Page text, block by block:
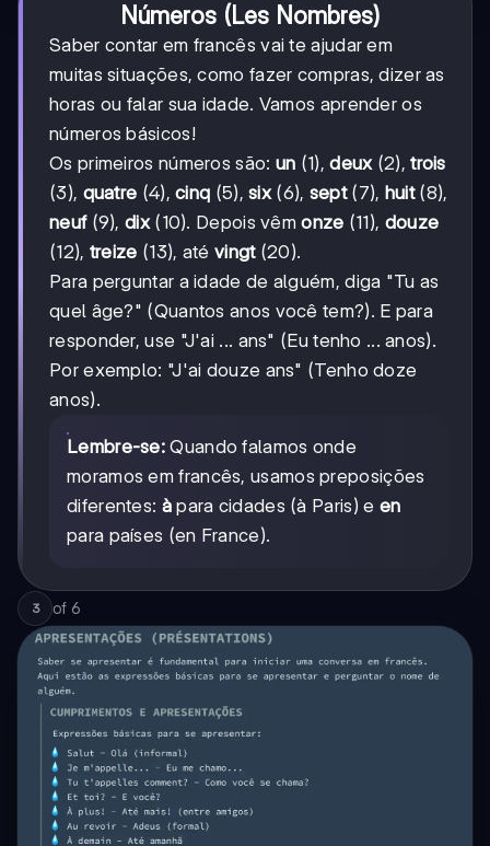
Números (Les Nombres)
Saber contar em francês vai te ajudar em
muitas situações, como fazer compras, dizer as
horas ou falar sua idade. Vamos aprender os
números básicos!
Os primeiros números são: un (1),deux(2),trois
(3), quatre (4),cinq (5),six(6), sept(7), huit(8),
neuf(9),dix(10). Depois vêmonze (11), douze
(12), treize (13), até vingt(20).
Para perguntar a idade de alguém, diga "Tu as
quel âge?" (Quantos anos você tem?). E para
responder, use "J'ai ... ans" (Eu tenho ... anos).
Por exemplo: "J'ai douze ans" (Tenho doze
anos).
Lembre-se: Quando falamos onde
moramos em francês, usamos preposições
diferentes: àpara cidades (à Paris) e en
para países (en France).
3 of 6